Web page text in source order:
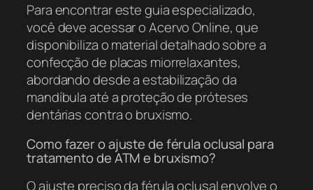
Para encontrar este guia especializado,
você deve acessar o Acervo Online, que
disponibiliza o material detalhado sobre a
confecção de placas miorrelaxantes,
abordando desde a estabilização da
mandíbula até a proteção de próteses
dentárias contra o bruxismo.
Como fazer o ajuste de férula oclusal para
tratamento de ATM e bruxismo?
O ajuste preciso da férula oclusal envolve o